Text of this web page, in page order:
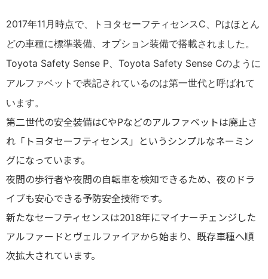
2017年11月時点で、トヨタセーフティセンスC、Pはほとん
どの車種に標準装備、オプション装備で搭載されました。
Toyota Safety Sense P、Toyota Safety Sense Cのように
アルファベットで表記されているのは第一世代と呼ばれて
います。
第二世代の安全装備はCやPなどのアルファベットは廃止さ
れ「トヨタセーフティセンス」というシンプルなネーミン
グになっています。
夜間の歩行者や夜間の自転車を検知できるため、夜のドラ
イブも安心できる予防安全技術です。
新たなセーフティセンスは2018年にマイナーチェンジした
アルファードとヴェルファイアから始まり、既存車種へ順
次拡大されています。